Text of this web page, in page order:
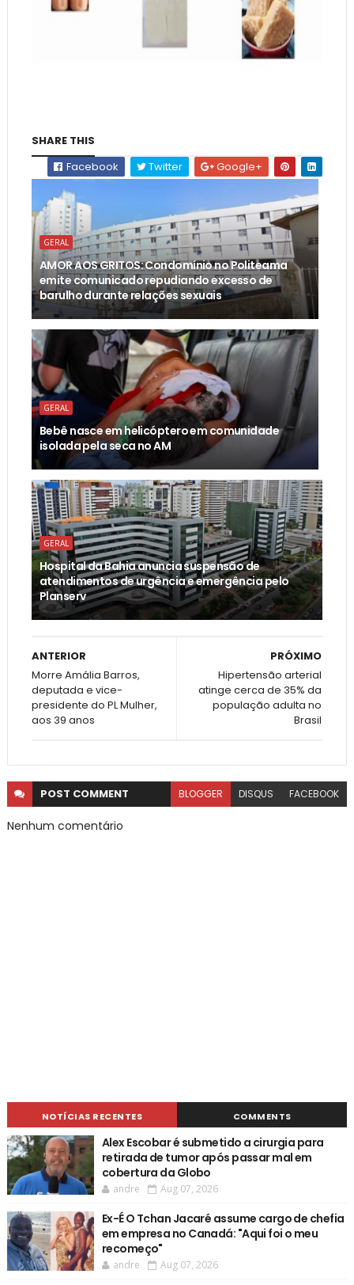
SHARE THIS
Facebook
Twitter Google+
GERAL
AMOR AOS GRITOS: Condomínio no Politeama
emite comunicado repudiando excesso de
barulho durante relações sexuais
GERAL
Bebê nasce em helicóptero em comunidade
isolada pela seca no AM
GERAL
Hospital da Bahia anuncia suspensão de
atendimentos de urgência e emergência pelo
Planserv
PRÓXIMO
Hipertensão arterial
atinge cerca de 35% da
população adulta no
Brasil
ANTERIOR
Morre Amália Barros,
deputada e vice-
presidente do PL Mulher,
aos 39 anos
POST COMMENT BLOGGER DISQUS FACEBOOK
Nenhum comentário
NOTÍCIAS RECENTES COMMENTS
Alex Escobar é submetido a cirurgia para
retirada de tumor após passar mal em
cobertura da Globo
andre Aug 07, 2026
Ex-É O Tchan Jacaré assume cargo de chefia
em empresa no Canadá: "Aqui foi o meu
recomeço"
andre Aug 07, 2026